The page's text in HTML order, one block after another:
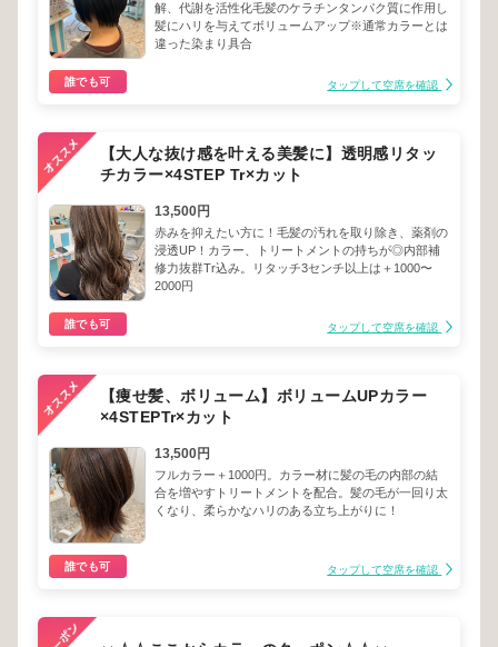
解、代謝を活性化毛髪のケラチンタンパク質に作用し
髪にハリを与えてボリュームアップ※通常カラーとは
違った染まり具合
誰でも可 タップして空席を確認
【大人な抜け感を叶える美髪に】透明感リタッ
チカラー×4STEP Tr×カット
13,500円
赤みを抑えたい方に！毛髪の汚れを取り除き、薬剤の
浸透UP！カラー、トリートメントの持ちが◎内部補
修力抜群Tr込み。リタッチ3センチ以上は＋1000〜
2000円
誰でも可 タップして空席を確認
【痩せ髪、ボリューム】ボリュームUPカラー
×4STEPTr×カット
13,500円
フルカラー＋1000円。カラー材に髪の毛の内部の結
合を増やすトリートメントを配合。髪の毛が一回り太
くなり、柔らかなハリのある立ち上がりに！
誰でも可 タップして空席を確認